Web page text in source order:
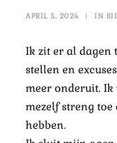
APRIL 5, 2024 | IN
Ik zit er al dagen
stellen en
meer onderuit. Ik
mezelf streng toe
hebben.